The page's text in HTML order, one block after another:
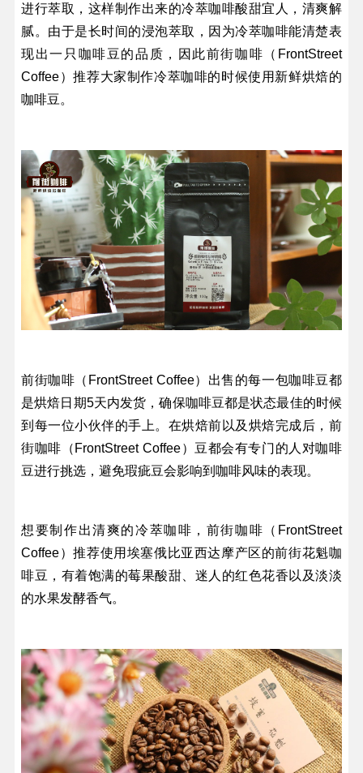
进行萃取，这样制作出来的冷萃咖啡酸甜宜人，清爽解
腻。由于是长时间的浸泡萃取，因为冷萃咖啡能清楚表
现出一只咖啡豆的品质，因此前街咖啡（FrontStreet
Coffee）推荐大家制作冷萃咖啡的时候使用新鲜烘焙的
咖啡豆。
前街咖啡（FrontStreet Coffee）出售的每一包咖啡豆都
是烘焙日期5天内发货，确保咖啡豆都是状态最佳的时候
到每一位小伙伴的手上。在烘焙前以及烘焙完成后，前
街咖啡（FrontStreet Coffee）豆都会有专门的人对咖啡
豆进行挑选，避免瑕疵豆会影响到咖啡风味的表现。
想要制作出清爽的冷萃咖啡，前街咖啡（FrontStreet
Coffee）推荐使用埃塞俄比亚西达摩产区的前街花魁咖
啡豆，有着饱满的莓果酸甜、迷人的红色花香以及淡淡
的水果发酵香气。